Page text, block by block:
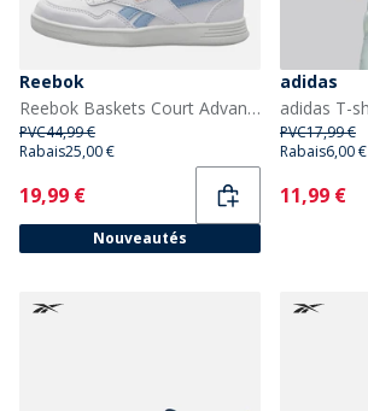
Reebok
Reebok Baskets Court Advance Fille Blanc/Y2K Blue/Bleached Yellow
PVC44,99 €
Rabais25,00 €
Current
19,99 €
Nouveautés
adidas
PVC17,99 €
Rabais6,00 €
Current
11,99 €